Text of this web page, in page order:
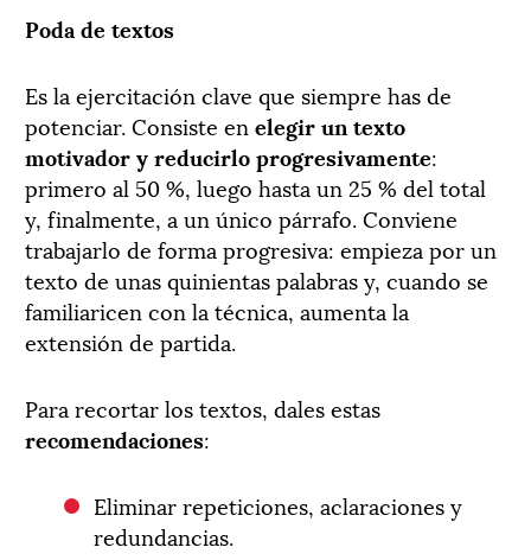
Poda de textos
Es la ejercitación clave que siempre has de
potenciar. Consiste en elegir un texto
motivador y reducirlo progresivamente:
primero al 50 %, luego hasta un 25 % del total
y, finalmente, a un único párrafo. Conviene
trabajarlo de forma progresiva: empieza por un
texto de unas quinientas palabras y, cuando se
familiaricen con la técnica, aumenta la
extensión de partida.
Para recortar los textos, dales estas
recomendaciones:
Eliminar repeticiones, aclaraciones y
redundancias.